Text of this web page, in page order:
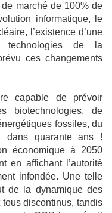
marché de 100% de
informatique, le
l’existence d’une
technologies de la
ces changements
capable de prévoir
biotechnologies, de
fossiles, du
dans quarante ans !
économique à 2050
en affichant l’autorité
infondée. Une telle
de la dynamique des
discontinus, tandis